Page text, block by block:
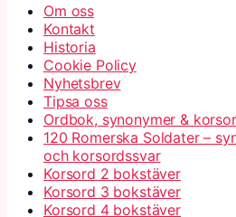
Om oss
Kontakt
Historia
Cookie Policy
Nyhetsbrev
Tipsa oss
Ordbok, synonymer &
120 Romerska Soldater –
och korsordssvar
Korsord 2 bokstäver
Korsord 3 bokstäver
Korsord 4 bokstäver